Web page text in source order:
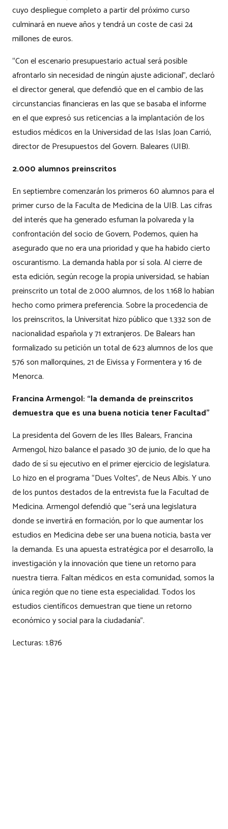
cuyo despliegue completo a partir del próximo curso
culminará en nueve años y tendrá un coste de casi 24
millones de euros.
“Con el escenario presupuestario actual será posible
afrontarlo sin necesidad de ningún ajuste adicional”, declaró
el director general, que defendió que en el cambio de las
circunstancias financieras en las que se basaba el informe
en el que expresó sus reticencias a la implantación de los
estudios médicos en la Universidad de las Islas Joan Carrió,
director de Presupuestos del Govern. Baleares (UIB).
2.000 alumnos preinscritos
En septiembre comenzarán los primeros 60 alumnos para el
primer curso de la Faculta de Medicina de la UIB. Las cifras
del interés que ha generado esfuman la polvareda y la
confrontación del socio de Govern, Podemos, quien ha
asegurado que no era una prioridad y que ha habido cierto
oscurantismo. La demanda habla por sí sola. Al cierre de
esta edición, según recoge la propia universidad, se habían
preinscrito un total de 2.000 alumnos, de los 1.168 lo habían
hecho como primera preferencia. Sobre la procedencia de
los preinscritos, la Universitat hizo público que 1.332 son de
nacionalidad española y 71 extranjeros. De Balears han
formalizado su petición un total de 623 alumnos de los que
576 son mallorquines, 21 de Eivissa y Formentera y 16 de
Menorca.
Francina Armengol: “la demanda de preinscritos
demuestra que es una buena noticia tener Facultad”
La presidenta del Govern de les Illes Balears, Francina
Armengol, hizo balance el pasado 30 de junio, de lo que ha
dado de sí su ejecutivo en el primer ejercicio de legislatura.
Lo hizo en el programa “Dues Voltes”, de Neus Albis. Y uno
de los puntos destados de la entrevista fue la Facultad de
Medicina. Armengol defendió que “será una legislatura
donde se invertirá en formación, por lo que aumentar los
estudios en Medicina debe ser una buena noticia, basta ver
la demanda. Es una apuesta estratégica por el desarrollo, la
investigación y la innovación que tiene un retorno para
nuestra tierra. Faltan médicos en esta comunidad, somos la
única región que no tiene esta especialidad. Todos los
estudios científicos demuestran que tiene un retorno
económico y social para la ciudadanía”.
Lecturas:1.876